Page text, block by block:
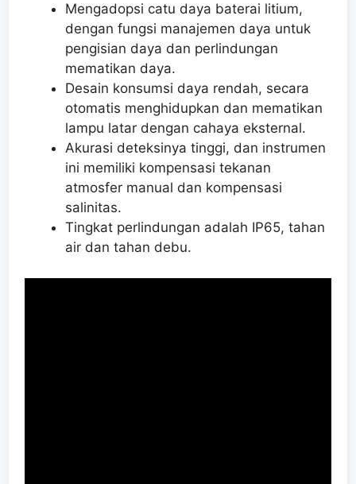
Mengadopsi catu daya baterai litium,
dengan fungsi manajemen daya untuk
pengisian daya dan perlindungan
mematikan daya.
Desain konsumsi daya rendah, secara
otomatis menghidupkan dan mematikan
lampu latar dengan cahaya eksternal.
Akurasi deteksinya tinggi, dan instrumen
ini memiliki kompensasi tekanan
atmosfer manual dan kompensasi
salinitas.
Tingkat perlindungan adalah IP65, tahan
air dan tahan debu.